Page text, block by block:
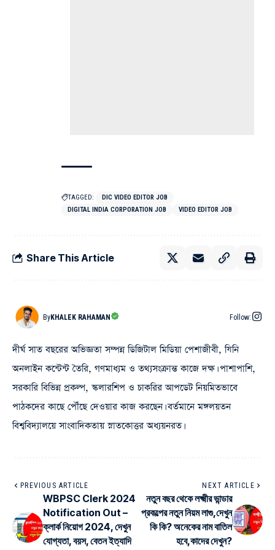
TAGGED:
DIC VIDEO EDITOR JOB
DIGITAL INDIA CORPORATION JOB
VIDEO EDITOR JOB
Share This Article
ByKHALEK RAHAMAN Follow:
দীর্ঘ সাত বছরের অভিজ্ঞতা সম্পন্ন ডিজিটাল মিডিয়া পেশাজীবী, যিনি
অনলাইন কন্টেন্ট তৈরি, গণমাধ্যম ও তথ্যসংক্রান্ত কাজে দক্ষ। পাশাপাশি,
সরকারি বিভিন্ন প্রকল্প, স্কলারশিপ ও চাকরির আপডেট নিয়মিতভাবে
পাঠকদের কাছে পৌঁছে দেওয়ার কাজ করছেন। বর্তমানে মঙ্গলয়তন
বিশ্ববিদ্যালয়ে সাংবাদিকতায় স্নাতকোত্তর অধ্যয়নরত।
PREVIOUS ARTICLE
WBPSC Clerk 2024
Notification Out –
ক্লার্ক নিয়োগ 2024, দেখুন
যোগ্যতা, বয়স, বেতন ইত্যাদি
NEXT ARTICLE
নতুন বছর থেকে লক্ষ্মীর ভান্ডার
প্রকল্পের নতুন নিয়ম লাগু,দেখুন
কি কি? অনেকের নাম বাতিল
হবে,কাদের দেখুন?